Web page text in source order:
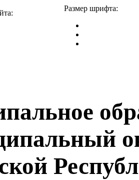
Размер шрифта: